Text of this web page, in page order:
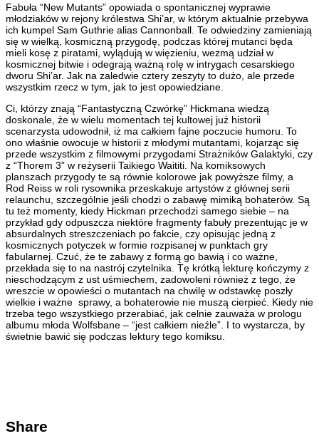
Fabuła “New Mutants” opowiada o spontanicznej wyprawie
młodziaków w rejony królestwa Shi’ar, w którym aktualnie przebywa
ich kumpel Sam Guthrie alias Cannonball. Te odwiedziny zamieniają
się w wielką, kosmiczną przygodę, podczas której mutanci będa
mieli kosę z piratami, wylądują w więzieniu, wezmą udział w
kosmicznej bitwie i odegrają ważną rolę w intrygach cesarskiego
dworu Shi’ar. Jak na zaledwie cztery zeszyty to dużo, ale przede
wszystkim rzecz w tym, jak to jest opowiedziane.
Ci, którzy znają “Fantastyczną Czwórkę” Hickmana wiedzą
doskonale, że w wielu momentach tej kultowej już historii
scenarzysta udowodnił, iż ma całkiem fajne poczucie humoru. To
ono właśnie owocuje w historii z młodymi mutantami, kojarząc się
przede wszystkim z filmowymi przygodami Strażników Galaktyki, czy
z “Thorem 3” w reżyserii Taikiego Waititi. Na komiksowych
planszach przygody te są równie kolorowe jak powyższe filmy, a
Rod Reiss w roli rysownika przeskakuje artystów z głównej serii
relaunchu, szczególnie jeśli chodzi o zabawę mimiką bohaterów. Są
tu też momenty, kiedy Hickman przechodzi samego siebie – na
przykład gdy odpuszcza niektóre fragmenty fabuły prezentując je w
absurdalnych streszczeniach po fakcie, czy opisując jedną z
kosmicznych potyczek w formie rozpisanej w punktach gry
fabularnej. Czuć, że te zabawy z formą go bawią i co ważne,
przekłada się to na nastrój czytelnika. Tę krótką lekturę kończymy z
nieschodzącym z ust uśmiechem, zadowoleni również z tego, że
wreszcie w opowieści o mutantach na chwilę w odstawkę poszły
wielkie i ważne sprawy, a bohaterowie nie muszą cierpieć. Kiedy nie
trzeba tego wszystkiego przerabiać, jak celnie zauważa w prologu
albumu młoda Wolfsbane – “jest całkiem nieźle”. I to wystarcza, by
świetnie bawić się podczas lektury tego komiksu.
Share